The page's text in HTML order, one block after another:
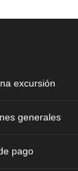
excursión
generales
pago